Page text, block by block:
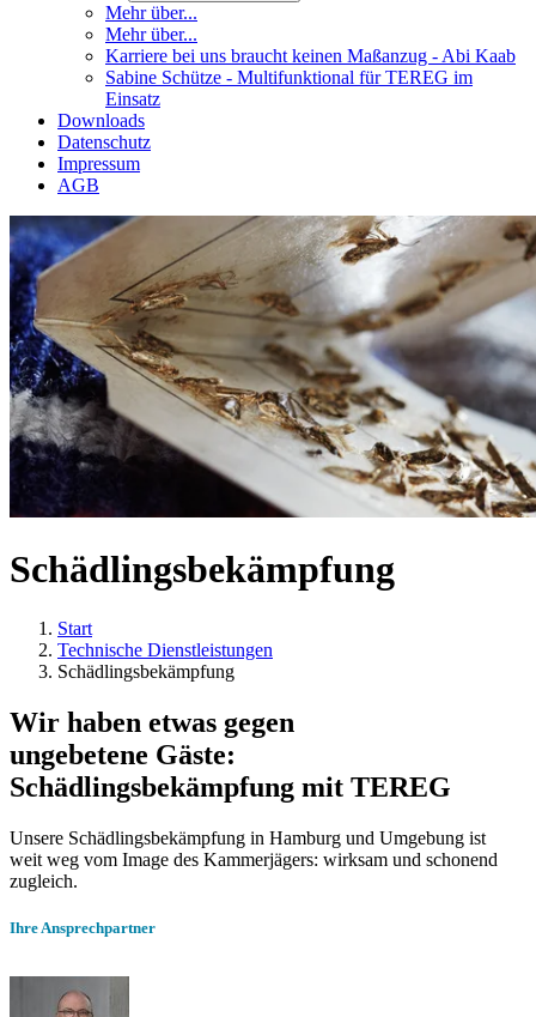
Mehr über...
Mehr über...
Karriere bei uns braucht keinen Maßanzug - Abi Kaab
Sabine Schütze - Multifunktional für TEREG im
Einsatz
Downloads
Datenschutz
Impressum
AGB
Schädlingsbekämpfung
Start
Technische Dienstleistungen
Schädlingsbekämpfung
Wir haben etwas gegen
ungebetene Gäste:
Schädlingsbekämpfung mit TEREG
Unsere Schädlingsbekämpfung in Hamburg und Umgebung ist
weit weg vom Image des Kammerjägers: wirksam und schonend
zugleich.
Ihre Ansprechpartner